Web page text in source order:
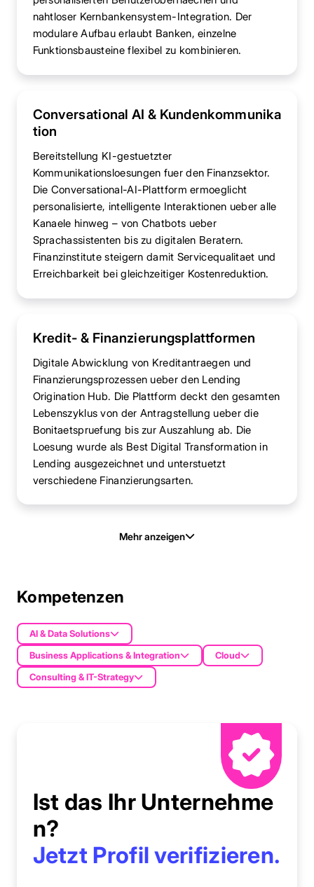
nahtloser Kernbankensystem-Integration. Der
modulare Aufbau erlaubt Banken, einzelne
Funktionsbausteine flexibel zu kombinieren.
Conversational AI & Kundenkommunika
tion
Bereitstellung KI-gestuetzter
Kommunikationsloesungen fuer den Finanzsektor.
Die Conversational-AI-Plattform ermoeglicht
personalisierte, intelligente Interaktionen ueber alle
Kanaele hinweg – von Chatbots ueber
Sprachassistenten bis zu digitalen Beratern.
Finanzinstitute steigern damit Servicequalitaet und
Erreichbarkeit bei gleichzeitiger Kostenreduktion.
Kredit- & Finanzierungsplattformen
Digitale Abwicklung von Kreditantraegen und
Finanzierungsprozessen ueber den Lending
Origination Hub. Die Plattform deckt den gesamten
Lebenszyklus von der Antragstellung ueber die
Bonitaetspruefung bis zur Auszahlung ab. Die
Loesung wurde als Best Digital Transformation in
Lending ausgezeichnet und unterstuetzt
verschiedene Finanzierungsarten.
Mehr anzeigen
Kompetenzen
AI & Data Solutions
Business Applications & Integration
Cloud
Consulting & IT-Strategy
Ist das Ihr Unternehme
n?
Jetzt Profil verifizieren.